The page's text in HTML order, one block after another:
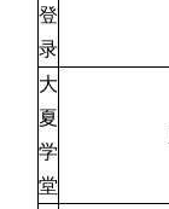
登
录
大
夏
学
堂